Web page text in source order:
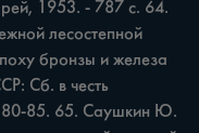
1953. - 787 с. 64.
лесостепной
бронзы и железа
Сб. в честь
85. 65. Саушкин Ю.